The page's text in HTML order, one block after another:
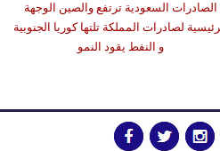
الصادرات السعودية ترتفع والصين الوجهة
لصادرات المملكة تلتها كوريا الجنوبية
و النفط يقود النمو